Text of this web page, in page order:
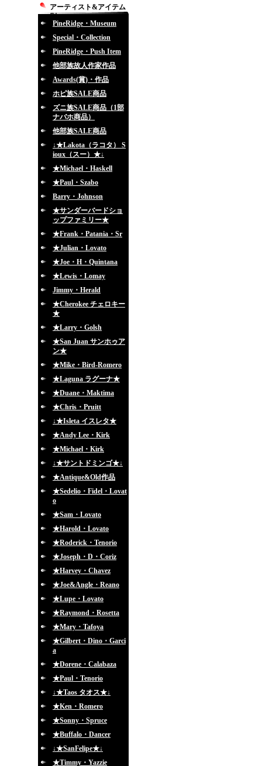
アーティスト&アイテム
別
PineRidge・Museum
Special・Collection
PineRidge・Push Item
他部族故人作家作品
Awards(賞)・作品
ホピ族SALE商品
ズニ族SALE商品（1部
ナバホ商品）
他部族SALE商品
↓★Lakota（ラコタ） S
ioux（スー）★↓
★Michael・Haskell
★Paul・Szabo
Barry・Johnson
★サンダーバードショ
ップファミリー★
★Frank・Patania・Sr
★Julian・Lovato
★Joe・H・Quintana
★Lewis・Lomay
Jimmy・Herald
★Cherokee チェロキー
★
★Larry・Golsh
★San Juan サンホゥア
ン★
★Mike・Bird-Romero
★Laguna ラグーナ★
★Duane・Maktima
★Chris・Pruitt
↓★Isleta イスレタ★
★Andy Lee・Kirk
★Michael・Kirk
↓★サントドミンゴ★↓
★Antique&Old作品
★Sedelio・Fidel・Lovat
o
★Sam・Lovato
★Harold・Lovato
★Roderick・Tenorio
★Joseph・D・Coriz
★Harvey・Chavez
★Joe&Angle・Reano
★Lupe・Lovato
★Raymond・Rosetta
★Mary・Tafoya
★Gilbert・Dino・Garci
a
★Dorene・Calabaza
★Paul・Tenorio
↓★Taos タオス★↓
★Ken・Romero
★Sonny・Spruce
★Buffalo・Dancer
↓★SanFelipe★↓
★Timmy・Yazzie